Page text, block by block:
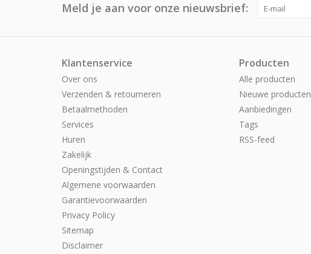
Meld je aan voor onze nieuwsbrief:
Klantenservice
Over ons
Verzenden & retourneren
Betaalmethoden
Services
Huren
Zakelijk
Openingstijden & Contact
Algemene voorwaarden
Garantievoorwaarden
Privacy Policy
Sitemap
Disclaimer
Producten
Alle producten
Nieuwe producten
Aanbiedingen
Tags
RSS-feed